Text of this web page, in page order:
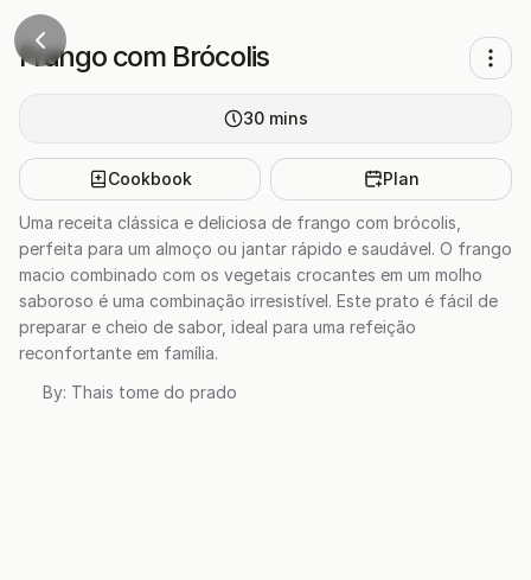
Frango com Brócolis
30 mins
Cookbook Plan
Uma receita clássica e deliciosa de frango com brócolis,
perfeita para um almoço ou jantar rápido e saudável. O frango
macio combinado com os vegetais crocantes em um molho
saboroso é uma combinação irresistível. Este prato é fácil de
preparar e cheio de sabor, ideal para uma refeição
reconfortante em família.
By: Thais tome do prado